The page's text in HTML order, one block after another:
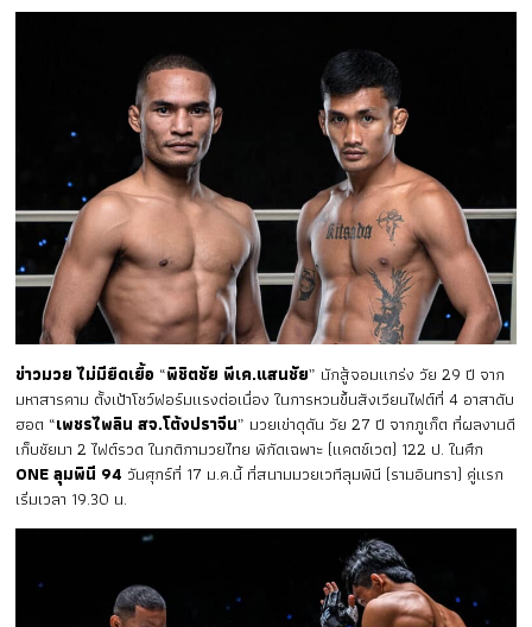
ข่าวมวย ไม่มียืดเยื้อ “พิชิตชัย พีเค.แสนชัย” นักสู้จอมแกร่ง วัย 29 ปี จาก
มหาสารคาม ตั้งเป้าโชว์ฟอร์มแรงต่อเนื่อง ในการหวนขึ้นสังเวียนไฟต์ที่ 4 อาสาดับ
ฮอต “เพชรไพลิน สจ.โต้งปราจีน” มวยเข่าดุดัน วัย 27 ปี จากภูเก็ต ที่ผลงานดี
เก็บชัยมา 2 ไฟต์รวด ในกติกามวยไทย พิกัดเฉพาะ (แคตช์เวต) 122 ป. ในศึก
ONE ลุมพินี 94 วันศุกร์ที่ 17 ม.ค.นี้ ที่สนามมวยเวทีลุมพินี (รามอินทรา) คู่แรก
เริ่มเวลา 19.30 น.